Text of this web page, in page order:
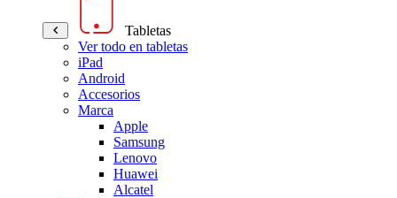
Tabletas
Ver todo en tabletas
iPad
Android
Accesorios
Marca
Apple
Samsung
Lenovo
Huawei
Alcatel